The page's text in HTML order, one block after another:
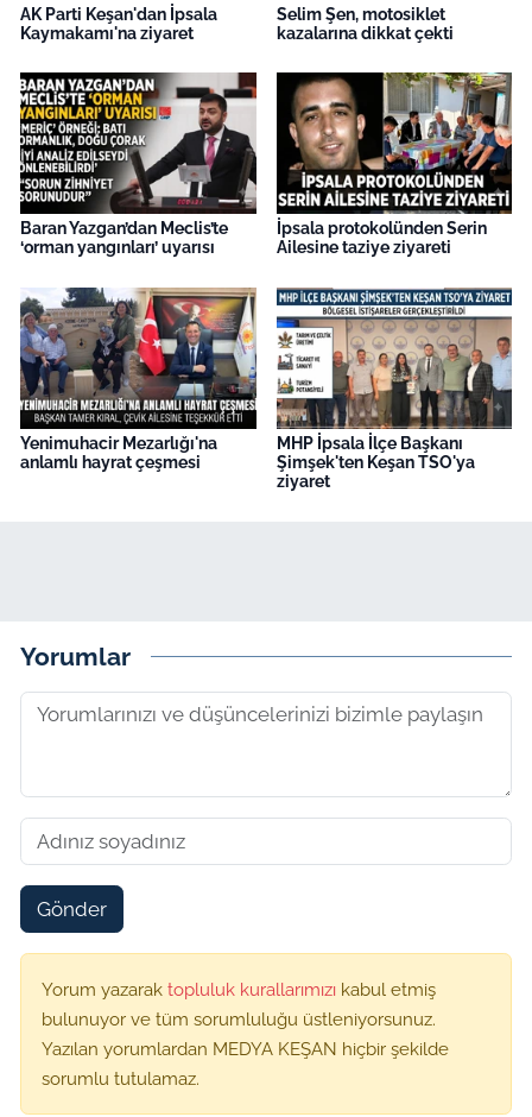
AK Parti Keşan'dan İpsala
Kaymakamı'na ziyaret
Selim Şen, motosiklet
kazalarına dikkat çekti
Baran Yazgan’dan Meclis’te
‘orman yangınları’ uyarısı
İpsala protokolünden Serin
Ailesine taziye ziyareti
Yenimuhacir Mezarlığı'na
anlamlı hayrat çeşmesi
MHP İpsala İlçe Başkanı
Şimşek'ten Keşan TSO'ya
ziyaret
Yorumlar
Gönder
Yorum yazarak topluluk kurallarımızı kabul etmiş
bulunuyor ve tüm sorumluluğu üstleniyorsunuz.
Yazılan yorumlardan MEDYA KEŞAN hiçbir şekilde
sorumlu tutulamaz.